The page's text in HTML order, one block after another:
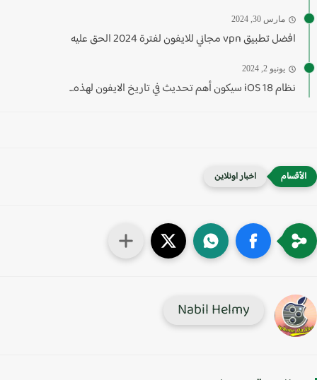
مارس 30, 2024
افضل تطبيق vpn مجاني للايفون لفترة 2024 الحق عليه
يونيو 2, 2024
نظام iOS 18 سيكون أهم تحديث في تاريخ الايفون لهذه...
اخبار اونلاين
Nabil Helmy